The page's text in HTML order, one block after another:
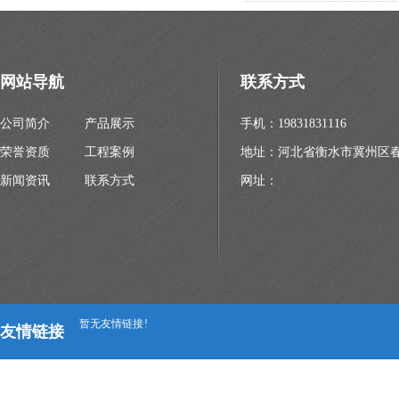
网站导航
公司简介 产品展示
荣誉资质 工程案例
新闻资讯 联系方式
联系方式
手机：19831831116
地址：河北省衡水市冀州区
网址：
友情链接 暂无友情链接 !